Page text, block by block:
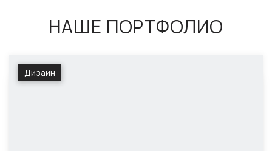
НАШЕ ПОРТФОЛИО
Дизайн